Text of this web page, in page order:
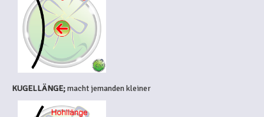
KUGELLÄNGE;macht jemanden kleiner